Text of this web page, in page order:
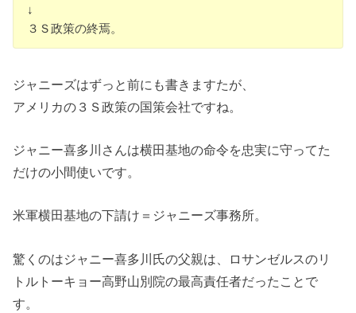
↓
３Ｓ政策の終焉。
ジャニーズはずっと前にも書きますたが、
アメリカの３Ｓ政策の国策会社ですね。
ジャニー喜多川さんは横田基地の命令を忠実に守ってた
だけの小間使いです。
米軍横田基地の下請け＝ジャニーズ事務所。
驚くのはジャニー喜多川氏の父親は、ロサンゼルスのリ
トルトーキョー高野山別院の最高責任者だったことで
す。